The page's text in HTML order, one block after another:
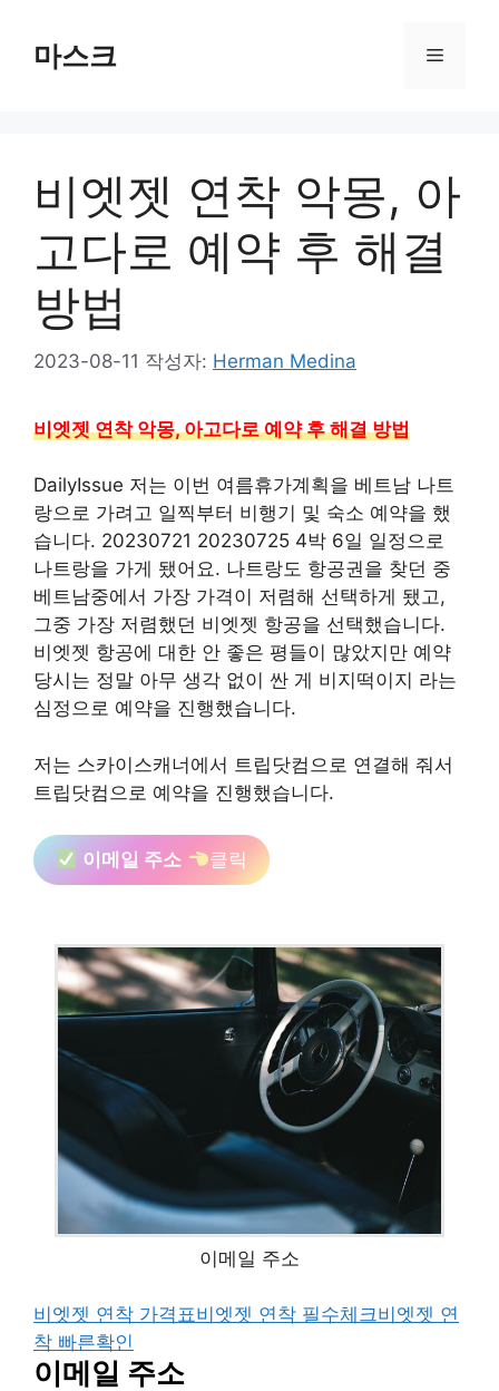
마스크 메
비엣젯 연착 악몽, 아
고다로 예약 후 해결
방법
2023-08-11 작성자: Herman Medina
비엣젯 연착 악몽, 아고다로 예약 후 해결 방법
DailyIssue 저는 이번 여름휴가계획을 베트남 나트
랑으로 가려고 일찍부터 비행기 및 숙소 예약을 했
습니다. 20230721 20230725 4박 6일 일정으로
나트랑을 가게 됐어요. 나트랑도 항공권을 찾던 중
베트남중에서 가장 가격이 저렴해 선택하게 됐고,
그중 가장 저렴했던 비엣젯 항공을 선택했습니다.
비엣젯 항공에 대한 안 좋은 평들이 많았지만 예약
당시는 정말 아무 생각 없이 싼 게 비지떡이지 라는
심정으로 예약을 진행했습니다.
저는 스카이스캐너에서 트립닷컴으로 연결해 줘서
트립닷컴으로 예약을 진행했습니다.
이메일 주소 클릭
이메일 주소
비엣젯 연착 가격표비엣젯 연착 필수체크비엣젯 연
착 빠른확인
이메일 주소